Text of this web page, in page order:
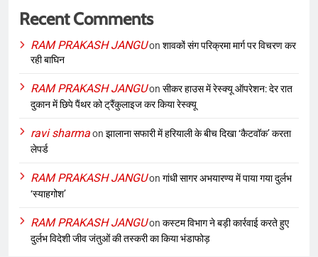
Recent Comments
RAM PRAKASH JANGUon शावकों संग परिक्रमा मार्ग पर विचरण कर
रही बाघिन
RAM PRAKASH JANGUon सीकर हाउस में रेस्क्यू ऑपरेशन: देर रात
दुकान में छिपे पैंथर को ट्रैंकुलाइज कर किया रेस्क्यू
ravi sharmaon झालाना सफारी में हरियाली के बीच दिखा ‘कैटवॉक’ करता
लेपर्ड
RAM PRAKASH JANGUon गांधी सागर अभयारण्य में पाया गया दुर्लभ
‘स्याहगोश’
RAM PRAKASH JANGUon कस्टम विभाग ने बड़ी कार्रवाई करते हुए
दुर्लभ विदेशी जीव जंतुओं की तस्करी का किया भंडाफोड़